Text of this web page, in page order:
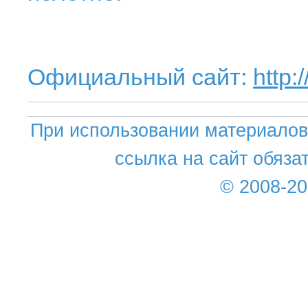
Официальный сайт:
При использовании
ссылка на сайт
© 2008-